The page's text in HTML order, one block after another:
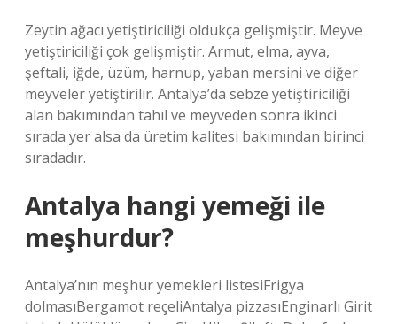
Zeytin ağacı yetiştiriciliği oldukça gelişmiştir. Meyve
yetiştiriciliği çok gelişmiştir. Armut, elma, ayva,
şeftali, iğde, üzüm, harnup, yaban mersini ve diğer
meyveler yetiştirilir. Antalya’da sebze yetiştiriciliği
alan bakımından tahıl ve meyveden sonra ikinci
sırada yer alsa da üretim kalitesi bakımından birinci
sıradadır.
Antalya hangi yemeği ile
meşhurdur?
Antalya’nın meşhur yemekleri listesiFrigya
dolmasıBergamot reçeliAntalya pizzasıEnginarlı Girit